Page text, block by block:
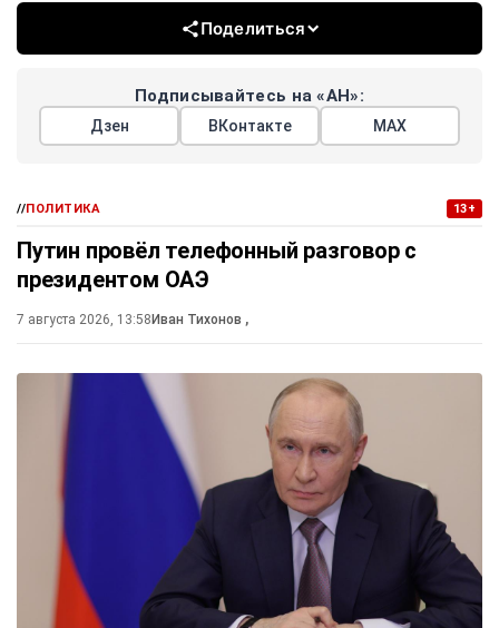
Поделиться
Подписывайтесь на «АН»:
Дзен ВКонтакте МАХ
//ПОЛИТИКА 13+
Путин провёл телефонный разговор с
президентом ОАЭ
7 августа 2026, 13:58 Иван Тихонов ,